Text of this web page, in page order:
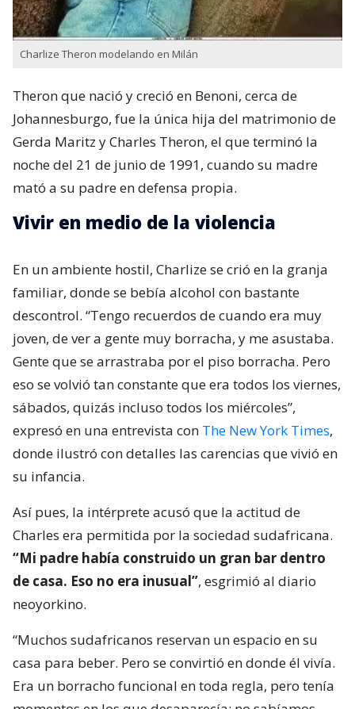
Charlize Theron modelando en Milán
Theron que nació y creció en Benoni,​ cerca de
Johannesburgo, fue la única hija del matrimonio de
Gerda Maritz​ y Charles Theron, el que terminó la
noche del 21 de junio de 1991, cuando su madre
mató a su padre en defensa propia.
Vivir en medio de la violencia
En un ambiente hostil, Charlize se crió en la granja
familiar, donde se bebía alcohol con bastante
descontrol. “Tengo recuerdos de cuando era muy
joven, de ver a gente muy borracha, y me asustaba.
Gente que se arrastraba por el piso borracha. Pero
eso se volvió tan constante que era todos los viernes,
sábados, quizás incluso todos los miércoles”,
expresó en una entrevista con The New York Times,
donde ilustró con detalles las carencias que vivió en
su infancia.
Así pues, la intérprete acusó que la actitud de
Charles era permitida por la sociedad sudafricana.
“Mi padre había construido un gran bar dentro
de casa. Eso no era inusual”, esgrimió al diario
neoyorkino.
“Muchos sudafricanos reservan un espacio en su
casa para beber. Pero se convirtió en donde él vivía.
Era un borracho funcional en toda regla, pero tenía